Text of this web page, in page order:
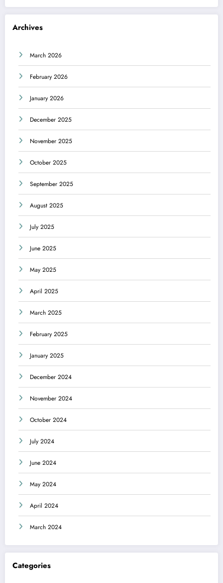
Archives
March 2026
February 2026
January 2026
December 2025
November 2025
October 2025
September 2025
August 2025
July 2025
June 2025
May 2025
April 2025
March 2025
February 2025
January 2025
December 2024
November 2024
October 2024
July 2024
June 2024
May 2024
April 2024
March 2024
Categories